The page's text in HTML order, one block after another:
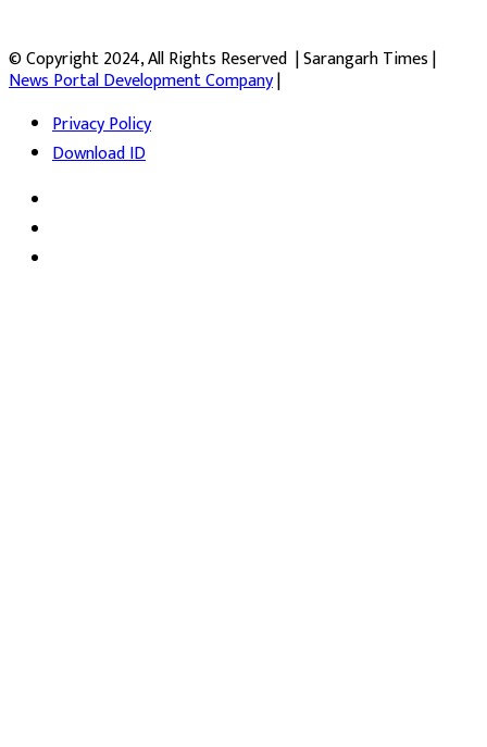
© Copyright 2024, All Rights Reserved | Sarangarh Times |
News Portal Development Company|
Privacy Policy
Download ID